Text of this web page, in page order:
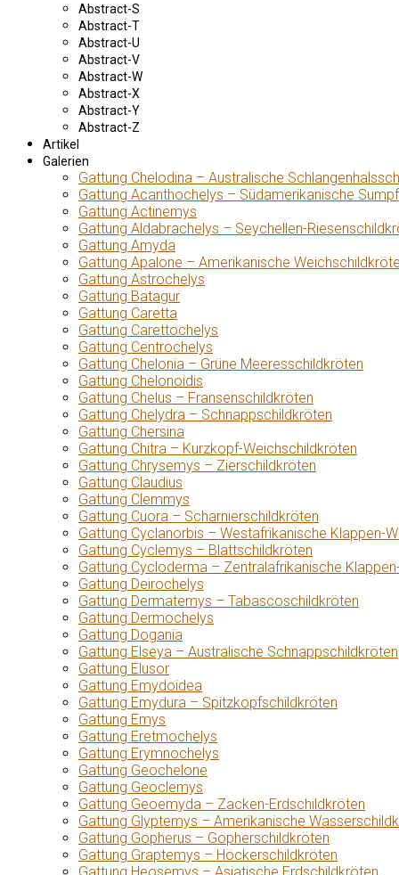
Abstract-S
Abstract-T
Abstract-U
Abstract-V
Abstract-W
Abstract-X
Abstract-Y
Abstract-Z
Artikel
Galerien
Gattung Chelodina – Australische
Gattung Acanthochelys – Südamerikanische
Gattung Actinemys
Gattung Aldabrachelys – Seychellen-
Gattung Amyda
Gattung Apalone – Amerikanische
Gattung Astrochelys
Gattung Batagur
Gattung Caretta
Gattung Carettochelys
Gattung Centrochelys
Gattung Chelonia – Grüne Meeresschildkröten
Gattung Chelonoidis
Gattung Chelus – Fransenschildkröten
Gattung Chelydra – Schnappschildkröten
Gattung Chersina
Gattung Chitra – Kurzkopf-Weichschildkröten
Gattung Chrysemys – Zierschildkröten
Gattung Claudius
Gattung Clemmys
Gattung Cuora – Scharnierschildkröten
Gattung Cyclanorbis – Westafrikanische Klappen-
Gattung Cyclemys – Blattschildkröten
Gattung Cycloderma – Zentralafrikanische
Gattung Deirochelys
Gattung Dermatemys – Tabascoschildkröten
Gattung Dermochelys
Gattung Dogania
Gattung Elseya – Australische Schnappschildkröten
Gattung Elusor
Gattung Emydoidea
Gattung Emydura – Spitzkopfschildkröten
Gattung Emys
Gattung Eretmochelys
Gattung Erymnochelys
Gattung Geochelone
Gattung Geoclemys
Gattung Geoemyda – Zacken-Erdschildkröten
Gattung Glyptemys – Amerikanische
Gattung Gopherus – Gopherschildkröten
Gattung Graptemys – Höckerschildkröten